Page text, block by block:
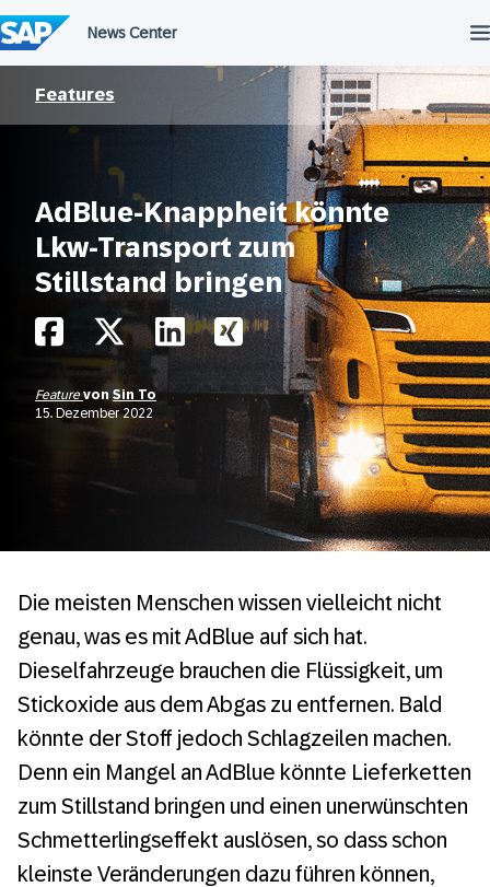
Features
AdBlue-Knappheit könnte
Lkw-Transport zum
Stillstand bringen
FeaturevonSin To
15. Dezember 2022
Die meisten Menschen wissen vielleicht nicht
genau, was es mit AdBlue auf sich hat.
Dieselfahrzeuge brauchen die Flüssigkeit, um
Stickoxide aus dem Abgas zu entfernen. Bald
könnte der Stoff jedoch Schlagzeilen machen.
Denn ein Mangel an AdBlue könnte Lieferketten
zum Stillstand bringen und einen unerwünschten
Schmetterlingseffekt auslösen, so dass schon
kleinste Veränderungen dazu führen können,